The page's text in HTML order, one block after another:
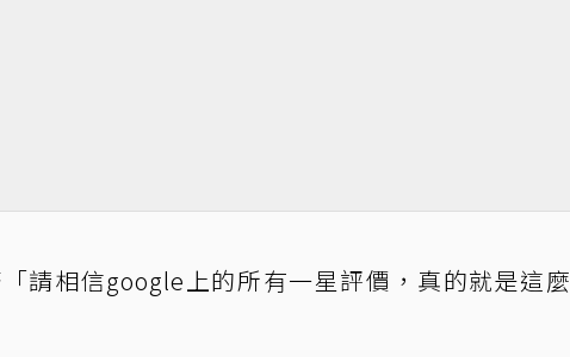
請相信google上的所有一星評價，真的就是這麼